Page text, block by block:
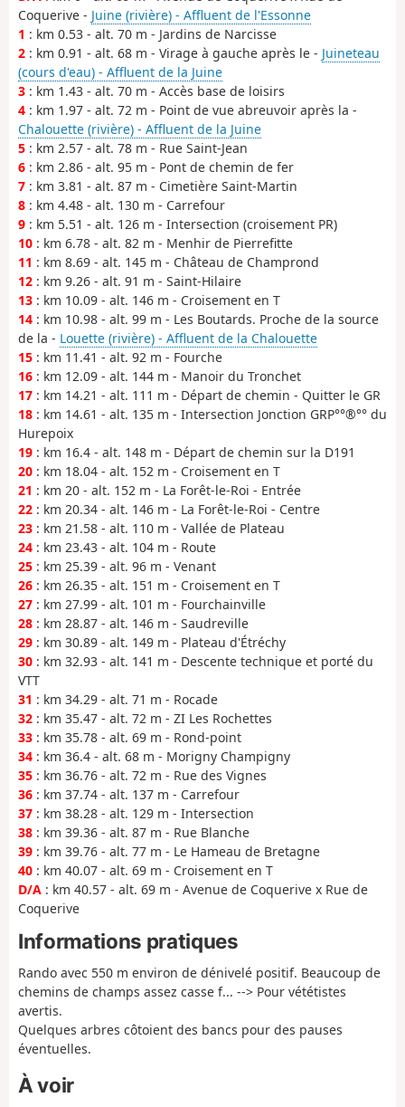
Coquerive - Juine (rivière) - Affluent de l'Essonne
1 : km 0.53 - alt. 70 m - Jardins de Narcisse
2 : km 0.91 - alt. 68 m - Virage à gauche après le - Juineteau
(cours d'eau) - Affluent de la Juine
3 : km 1.43 - alt. 70 m - Accès base de loisirs
4 : km 1.97 - alt. 72 m - Point de vue abreuvoir après la -
Chalouette (rivière) - Affluent de la Juine
5 : km 2.57 - alt. 78 m - Rue Saint-Jean
6 : km 2.86 - alt. 95 m - Pont de chemin de fer
7 : km 3.81 - alt. 87 m - Cimetière Saint-Martin
8 : km 4.48 - alt. 130 m - Carrefour
9 : km 5.51 - alt. 126 m - Intersection (croisement PR)
10 : km 6.78 - alt. 82 m - Menhir de Pierrefitte
11 : km 8.69 - alt. 145 m - Château de Champrond
12 : km 9.26 - alt. 91 m - Saint-Hilaire
13 : km 10.09 - alt. 146 m - Croisement en T
14 : km 10.98 - alt. 99 m - Les Boutards. Proche de la source
de la - Louette (rivière) - Affluent de la Chalouette
15 : km 11.41 - alt. 92 m - Fourche
16 : km 12.09 - alt. 144 m - Manoir du Tronchet
17 : km 14.21 - alt. 111 m - Départ de chemin - Quitter le GR
18 : km 14.61 - alt. 135 m - Intersection Jonction GRP°°®°° du
Hurepoix
19 : km 16.4 - alt. 148 m - Départ de chemin sur la D191
20 : km 18.04 - alt. 152 m - Croisement en T
21 : km 20 - alt. 152 m - La Forêt-le-Roi - Entrée
22 : km 20.34 - alt. 146 m - La Forêt-le-Roi - Centre
23 : km 21.58 - alt. 110 m - Vallée de Plateau
24 : km 23.43 - alt. 104 m - Route
25 : km 25.39 - alt. 96 m - Venant
26 : km 26.35 - alt. 151 m - Croisement en T
27 : km 27.99 - alt. 101 m - Fourchainville
28 : km 28.87 - alt. 146 m - Saudreville
29 : km 30.89 - alt. 149 m - Plateau d'Étréchy
30 : km 32.93 - alt. 141 m - Descente technique et porté du
VTT
31 : km 34.29 - alt. 71 m - Rocade
32 : km 35.47 - alt. 72 m - ZI Les Rochettes
33 : km 35.78 - alt. 69 m - Rond-point
34 : km 36.4 - alt. 68 m - Morigny Champigny
35 : km 36.76 - alt. 72 m - Rue des Vignes
36 : km 37.74 - alt. 137 m - Carrefour
37 : km 38.28 - alt. 129 m - Intersection
38 : km 39.36 - alt. 87 m - Rue Blanche
39 : km 39.76 - alt. 77 m - Le Hameau de Bretagne
40 : km 40.07 - alt. 69 m - Croisement en T
D/A : km 40.57 - alt. 69 m - Avenue de Coquerive x Rue de
Coquerive
Informations pratiques
Rando avec 550 m environ de dénivelé positif. Beaucoup de
chemins de champs assez casse f... --> Pour vététistes
avertis.
Quelques arbres côtoient des bancs pour des pauses
éventuelles.
À voir